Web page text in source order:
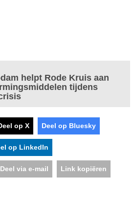
helpt Rode Kruis aan
tijdens
op X Deel op Bluesky
op LinkedIn
Deel via e-mail Link kopiëren